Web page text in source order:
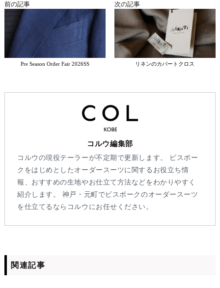
前の記事
Pre Season Order Fair 2026SS
次の記事
リネンのカバートクロス
コルウ編集部
コルウの現役テーラーが不定期で更新します。 ビスポー
クをはじめとしたオーダースーツに関するお役立ち情
報、おすすめの生地やお仕立て方法などをわかりやすく
紹介します。 神戸・元町でビスポークのオーダースーツ
を仕立てるならコルウにお任せください。
関連記事